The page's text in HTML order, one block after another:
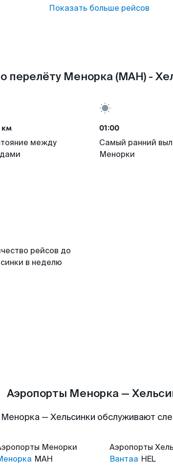
Показать больше рейсов
перелёту Менорка (MAH) -
км
между
01:00
Самый ранний
Менорки
рейсов до
в неделю
Аэропорты Менорка —
— Хельсинки обслуживают
Менорки
MAH
Аэропорты
Вантаа HEL